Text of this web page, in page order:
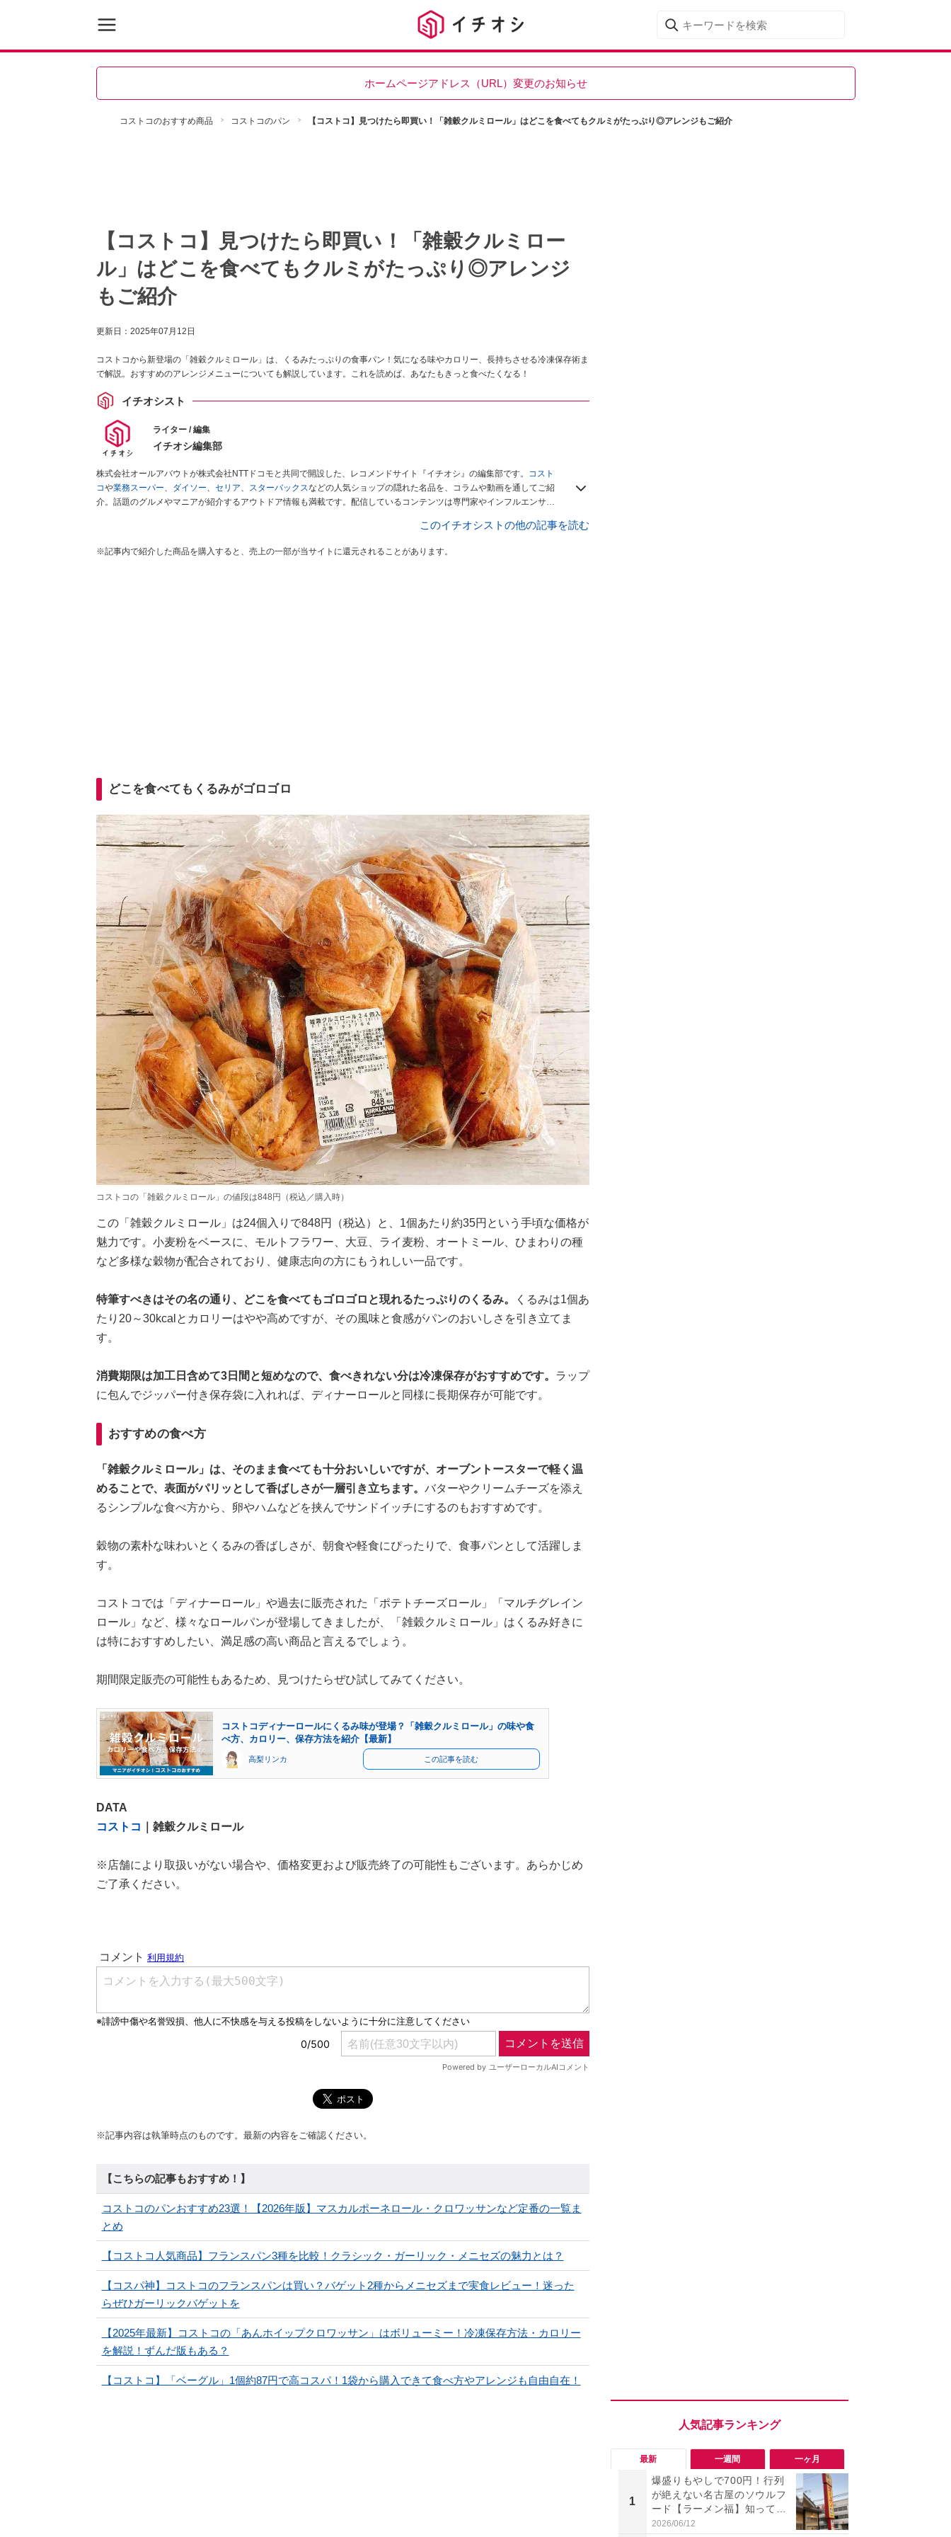
ホームページアドレス（URL）変更のお知らせ
コストコのおすすめ商品 コストコのパン 【コストコ】見つけたら即買い！「雑穀クルミロール」はどこを食べてもクルミがたっぷり◎アレンジもご紹介
【コストコ】見つけたら即買い！「雑穀クルミロー
ル」はどこを食べてもクルミがたっぷり◎アレンジ
もご紹介
更新日： 2025年07月12日
コストコから新登場の「雑穀クルミロール」は、くるみたっぷりの食事パン！気になる味やカロリー、長持ちさせる冷凍保存術ま
で解説。おすすめのアレンジメニューについても解説しています。これを読めば、あなたもきっと食べたくなる！
イチオシスト
ライター / 編集
イチオシ編集部
株式会社オールアバウトが株式会社NTTドコモと共同で開設した、レコメンドサイト『イチオシ』の編集部です。
コスト
コや業務スーパー、 ダイソー、 セリア、 スターバックスなどの人気ショップの隠れた名品を、コラムや動画を通してご紹
介。話題のグルメやマニアが紹介するアウトドア情報も満載です。配信しているコンテンツは専門家やインフルエンサー
このイチオシストの他の記事を読む
※記事内で紹介した商品を購入すると、売上の一部が当サイトに還元されることがあります。
どこを食べてもくるみがゴロゴロ
コストコの「雑穀クルミロール」の値段は848円（税込／購入時）
この「雑穀クルミロール」は24個入りで848円（税込）と、1個あたり約35円という手頃な価格が
魅力です。小麦粉をベースに、モルトフラワー、大豆、ライ麦粉、オートミール、ひまわりの種
など多様な穀物が配合されており、健康志向の方にもうれしい一品です。
特筆すべきはその名の通り、どこを食べてもゴロゴロと現れるたっぷりのくるみ。
くるみは1個あ
たり20～30kcalとカロリーはやや高めですが、その風味と食感がパンのおいしさを引き立てま
す。
消費期限は加工日含めて3日間と短めなので、食べきれない分は冷凍保存がおすすめです。 ラップ
に包んでジッパー付き保存袋に入れれば、ディナーロールと同様に長期保存が可能です。
おすすめの食べ方
「雑穀クルミロール」は、そのまま食べても十分おいしいですが、オーブントースターで軽く温
めることで、表面がパリッとして香ばしさが一層引き立ちます。 バターやクリームチーズを添え
るシンプルな食べ方から、卵やハムなどを挟んでサンドイッチにするのもおすすめです。
穀物の素朴な味わいとくるみの香ばしさが、朝食や軽食にぴったりで、食事パンとして活躍しま
す。
コストコでは「ディナーロール」や過去に販売された「ポテトチーズロール」「マルチグレイン
ロール」など、様々なロールパンが登場してきましたが、「雑穀クルミロール」はくるみ好きに
は特におすすめしたい、満足感の高い商品と言えるでしょう。
期間限定販売の可能性もあるため、見つけたらぜひ試してみてください。
コストコディナーロールにくるみ味が登場？「雑穀クルミロール」の味や食
べ方、カロリー、保存方法を紹介【最新】
高梨リンカ この記事を読む
DATA
コストコ ｜雑穀クルミロール
※店舗により取扱いがない場合や、価格変更および販売終了の可能性もございます。あらかじめ
ご了承ください。
※記事内容は執筆時点のものです。最新の内容をご確認ください。
【こちらの記事もおすすめ！】
コストコのパンおすすめ23選！【2026年版】マスカルポーネロール・クロワッサンなど定番の一覧ま
とめ
【コストコ人気商品】フランスパン3種を比較！クラシック・ガーリック・メニセズの魅力とは？
【コスパ神】コストコのフランスパンは買い？バゲット2種からメニセズまで実食レビュー！迷った
らぜひガーリックバゲットを
【2025年最新】コストコの「あんホイップクロワッサン」はボリューミー！冷凍保存方法・カロリー
を解説！ずんだ版もある？
【コストコ】「ベーグル」1個約87円で高コスパ！1袋から購入できて食べ方やアレンジも自由自在！
最新 一週間 一ヶ月
1
爆盛りもやしで700円！行列
が絶えない名古屋のソウルフ
ード【ラーメン福】知って
る？
2026/06/12